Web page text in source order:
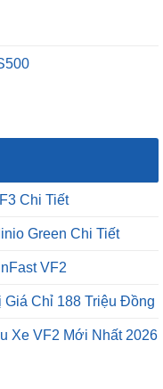
Chi Tiết
Green Chi Tiết
VF2
Chỉ 188 Triệu Đồng
Xe VF2 Mới Nhất 2026